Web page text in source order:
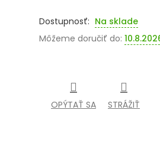
cena:
Na sklade
Môžeme doručiť do:
OPÝTAŤ SA STRÁŽIŤ